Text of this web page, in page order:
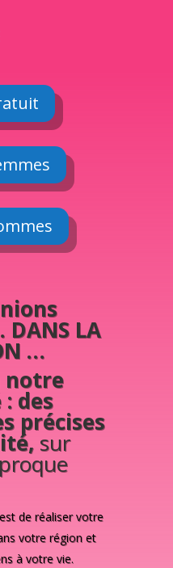
LA
…
notre
des
précises
sur
de réaliser votre
votre région et
à votre vie.